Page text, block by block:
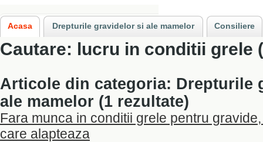
Acasa »
Cautare: lucru in conditii grele
Articole din categoria: Drepturile
ale mamelor (1 rezultate)
Fara munca in conditii grele pentru
care alapteaza
Acasa Drepturile gravidelor si ale mamelor Consiliere